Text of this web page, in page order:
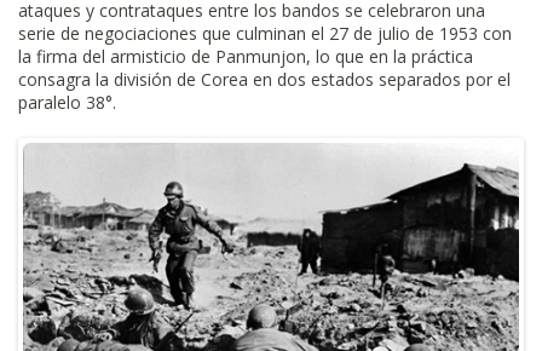
ataques y contrataques entre los bandos se celebraron una
serie de negociaciones que culminan el 27 de julio de 1953 con
la firma del armisticio de Panmunjon, lo que en la práctica
consagra la división de Corea en dos estados separados por el
paralelo 38°.